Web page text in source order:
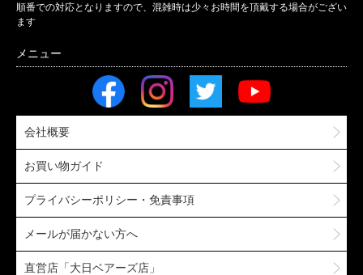
順番での対応となりますので、混雑時は少々お時間を頂戴する場合がござい
ます
会社概要
お買い物ガイド
プライバシーポリシー・免責事項
メールが届かない方へ
直営店「大日ベアーズ店」